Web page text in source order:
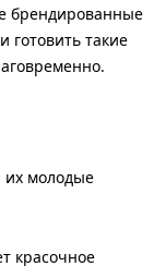
брендированные
готовить такие
их молодые
красочное